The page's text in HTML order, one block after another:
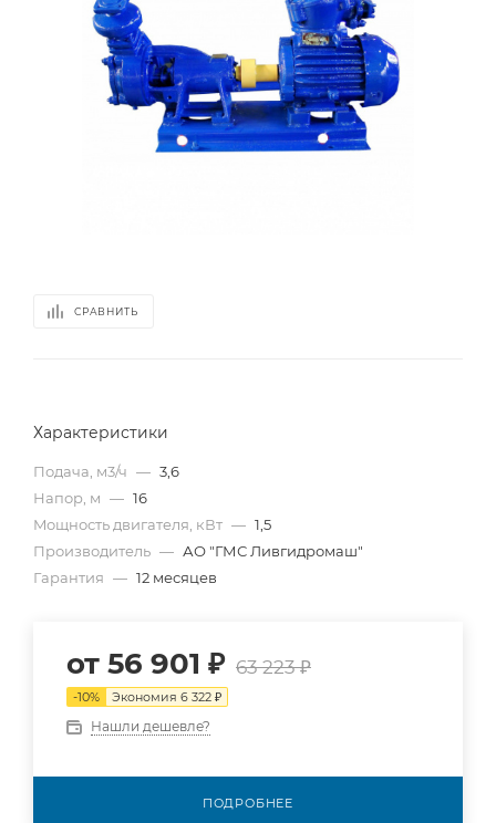
СРАВНИТЬ
Характеристики
Подача, м3/ч — 3,6
Напор, м — 16
Mощность двигателя, кВт — 1,5
Производитель — АО "ГМС Ливгидромаш"
Гарантия — 12 месяцев
от 56 901 ₽ 63 223 ₽
-10% Экономия 6 322 ₽
Нашли дешевле?
ПОДРОБНЕЕ